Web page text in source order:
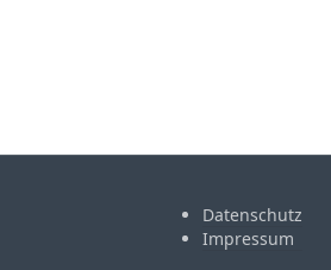
Datenschutz
Impressum